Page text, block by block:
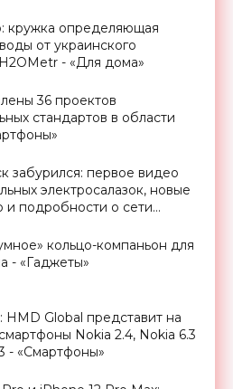
кружка определяющая
от украинского
- «Для дома»
36 проектов
стандартов в области
забурился: первое видео
электросалазок, новые
и подробности о сети
кольцо-компаньон для
- «Гаджеты»
HMD Global представит на
Nokia 2.4, Nokia 6.3
- «Смартфоны»